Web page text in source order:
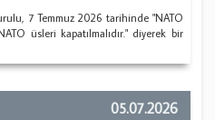
7 Temmuz 2026 tarihinde "NATO
üsleri kapatılmalıdır." diyerek bir
05.07.2026